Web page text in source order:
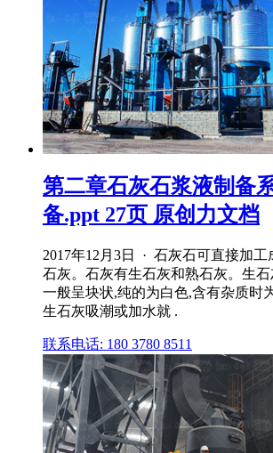
第二章石灰石浆液制备
备.ppt 27页 原创力文档
2017年12月3日 · 石灰石可直接加
石灰。石灰有生石灰和熟石灰。生石
一般呈块状,纯的为白色,含有杂质时
生石灰吸潮或加水就 .
联系电话: 180 3780 8511